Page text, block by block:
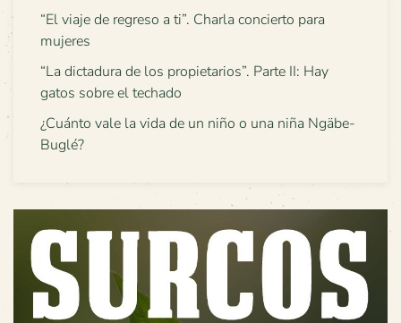
“El viaje de regreso a ti”. Charla concierto para
mujeres
“La dictadura de los propietarios”. Parte II: Hay
gatos sobre el techado
¿Cuánto vale la vida de un niño o una niña Ngäbe-
Buglé?